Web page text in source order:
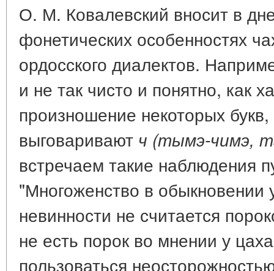
О. М. Ковалевский вносит в
фонетических особенностях
ордосского диалектов.
и не так чисто и понятно, как
произношение некоторых
выговаривают ч (тымэ-чимэ,
встречаем такие наблюдения
"Многоженство в обыкновении
невинности не считается
не есть порок во мнении у
пользоваться